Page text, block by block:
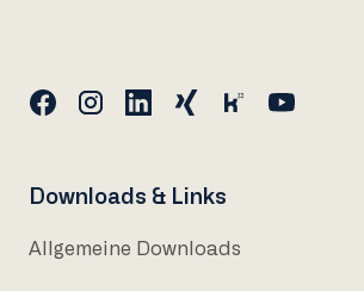
Downloads & Links
Allgemeine Downloads